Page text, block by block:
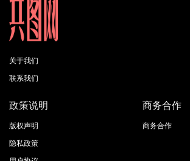
关于我们
联系我们
政策说明
版权声明
隐私政策
商务合作
商务合作